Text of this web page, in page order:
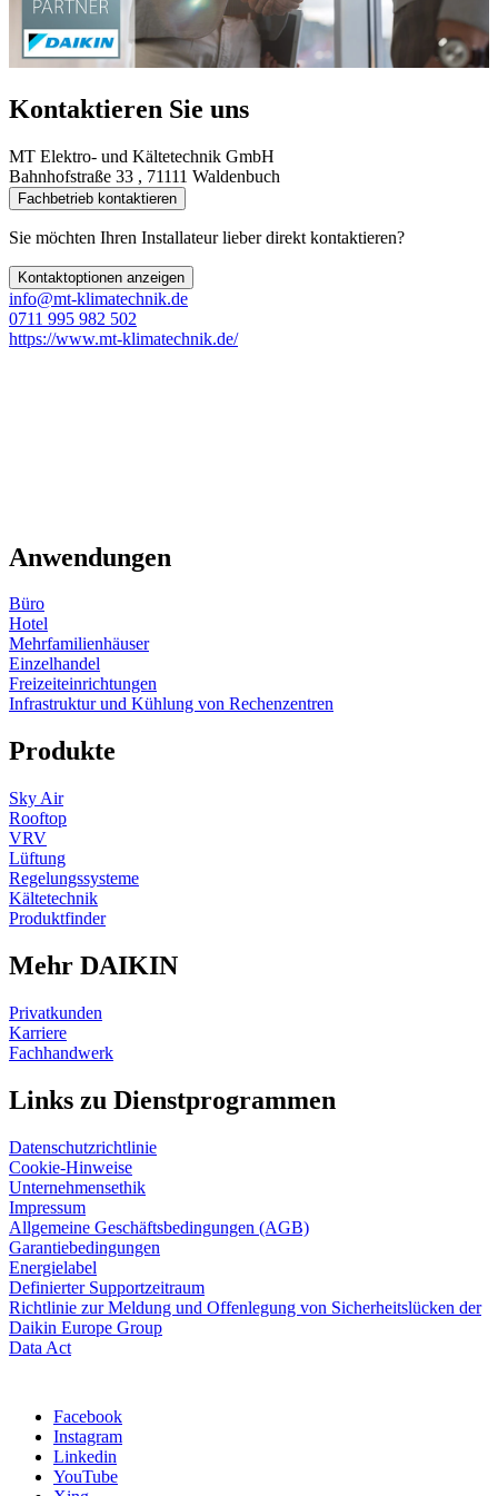
Kontaktieren Sie uns
MT Elektro- und Kältetechnik GmbH
Bahnhofstraße 33 , 71111 Waldenbuch
Fachbetrieb kontaktieren
Sie möchten Ihren Installateur lieber direkt kontaktieren?
Kontaktoptionen anzeigen
info@mt-klimatechnik.de
0711 995 982 502
https://www.mt-klimatechnik.de/
Anwendungen
Büro
Hotel
Mehrfamilienhäuser
Einzelhandel
Freizeiteinrichtungen
Infrastruktur und Kühlung von Rechenzentren
Produkte
Sky Air
Rooftop
VRV
Lüftung
Regelungssysteme
Kältetechnik
Produktfinder
Mehr DAIKIN
Privatkunden
Karriere
Fachhandwerk
Links zu Dienstprogrammen
Datenschutzrichtlinie
Cookie-Hinweise
Unternehmensethik
Impressum
Allgemeine Geschäftsbedingungen (AGB)
Garantiebedingungen
Energielabel
Definierter Supportzeitraum
Richtlinie zur Meldung und Offenlegung von Sicherheitslücken der
Daikin Europe Group
Data Act
Facebook
Instagram
Linkedin
YouTube